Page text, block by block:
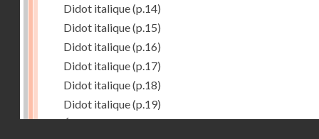
Didot italique(p.14)
Didot italique(p.15)
Didot italique(p.16)
Didot italique(p.17)
Didot italique(p.18)
Didot italique(p.19)
Égyptienne(p.20)